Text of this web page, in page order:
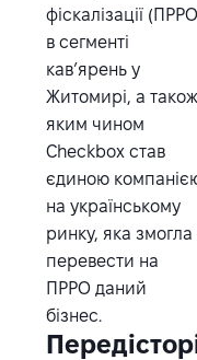
фіскалізації
в сегменті
кав’ярень у
Житомирі, а
яким чином
Checkbox став
єдиною
на українському
ринку, яка змогла
перевести на
ПРРО даний
бізнес.